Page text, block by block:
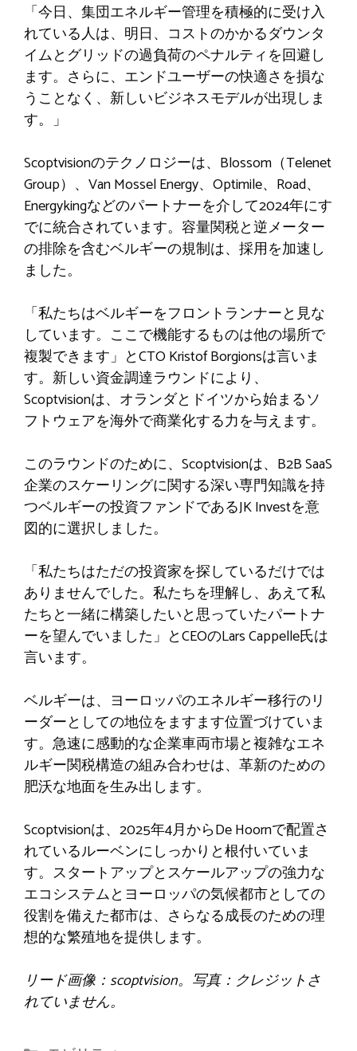
「今日、集団エネルギー管理を積極的に受け入
れている人は、明日、コストのかかるダウンタ
イムとグリッドの過負荷のペナルティを回避し
ます。さらに、エンドユーザーの快適さを損な
うことなく、新しいビジネスモデルが出現しま
す。」
Scoptvisionのテクノロジーは、Blossom（Telenet
Group）、Van Mossel Energy、Optimile、Road、
Energykingなどのパートナーを介して2024年にす
でに統合されています。容量関税と逆メーター
の排除を含むベルギーの規制は、採用を加速し
ました。
「私たちはベルギーをフロントランナーと見な
しています。ここで機能するものは他の場所で
複製できます」とCTO Kristof Borgionsは言いま
す。新しい資金調達ラウンドにより、
Scoptvisionは、オランダとドイツから始まるソ
フトウェアを海外で商業化する力を与えます。
このラウンドのために、Scoptvisionは、B2B SaaS
企業のスケーリングに関する深い専門知識を持
つベルギーの投資ファンドであるJK Investを意
図的に選択しました。
「私たちはただの投資家を探しているだけでは
ありませんでした。私たちを理解し、あえて私
たちと一緒に構築したいと思っていたパートナ
ーを望んでいました」とCEOのLars Cappelle氏は
言います。
ベルギーは、ヨーロッパのエネルギー移行のリ
ーダーとしての地位をますます位置づけていま
す。急速に感動的な企業車両市場と複雑なエネ
ルギー関税構造の組み合わせは、革新のための
肥沃な地面を生み出します。
Scoptvisionは、2025年4月からDe Hoornで配置さ
れているルーベンにしっかりと根付いていま
す。スタートアップとスケールアップの強力な
エコシステムとヨーロッパの気候都市としての
役割を備えた都市は、さらなる成長のための理
想的な繁殖地を提供します。
リード画像：scoptvision。写真：クレジットさ
れていません。